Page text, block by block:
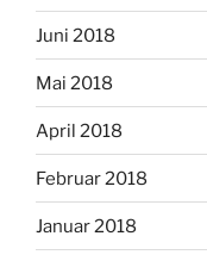
Juni 2018
Mai 2018
April 2018
Februar 2018
Januar 2018